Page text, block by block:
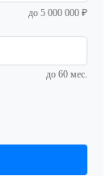
до 5 000 000 ₽
до 60 мес.